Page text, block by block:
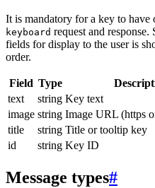
It is mandatory for a key to have
keyboard request and response.
fields for display to the user is
order.
Field Type
text
string Key text
image string Image URL (https
title
string Title or tooltip key
id
string Key ID
Message types#